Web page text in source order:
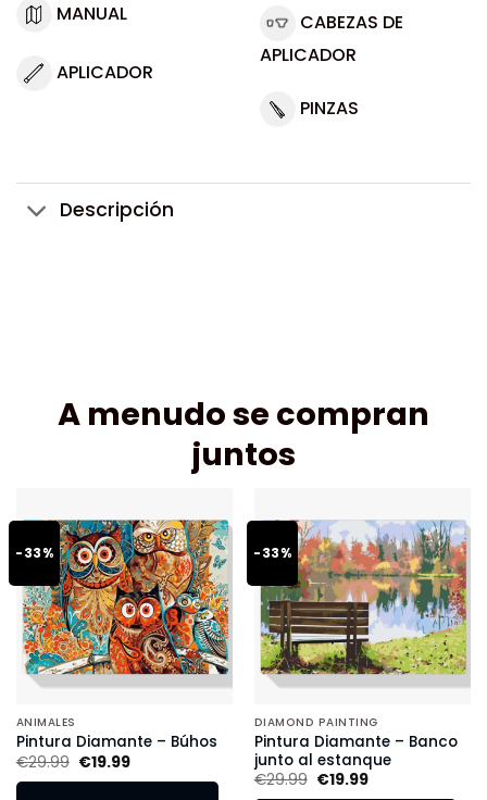
MANUAL
APLICADOR
CABEZAS DE
APLICADOR
PINZAS
Descripción
A menudo se compran
juntos
-33%
ANIMALES
Pintura Diamante – Búhos
€29.99 €19.99
-33%
DIAMOND PAINTING
Pintura Diamante – Banco
junto al estanque
€29.99 €19.99